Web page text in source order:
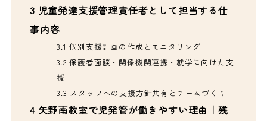
3 児童発達支援管理責任者として担当する仕
事内容
3.1 個別支援計画の作成とモニタリング
3.2 保護者面談・関係機関連携・就学に向けた支
援
3.3 スタッフへの支援方針共有とチームづくり
4矢野南教室で児発管が働きやすい理由｜残